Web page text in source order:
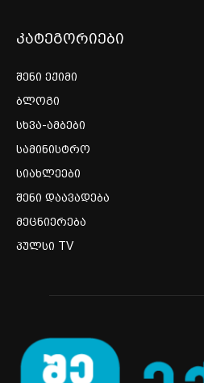
კატეგორიები
შენი ექიმი
ბლოგი
სხვა-ამბები
სამინისტრო
სიახლეები
შენი დაავადება
მეცნიერება
პულსი TV